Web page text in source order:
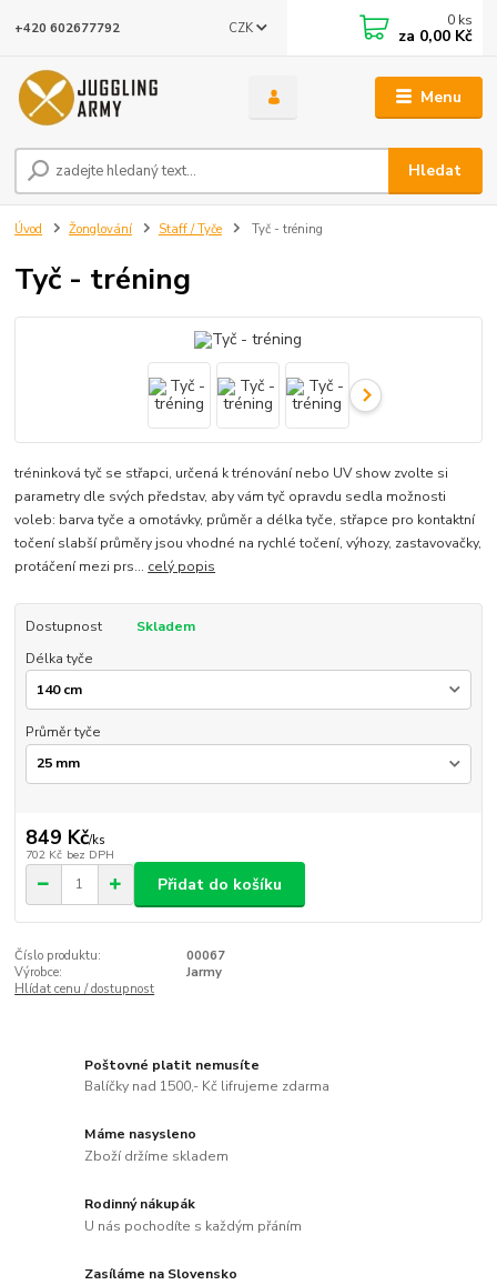
Menu
CZK
Hledat
+420 602677792 0 ks
za 0,00 Kč
Úvod Žonglování Staff / Tyče Tyč - tréning
Tyč - tréning
tréninková tyč se střapci, určená k trénování nebo UV show zvolte si
parametry dle svých představ, aby vám tyč opravdu sedla možnosti
voleb: barva tyče a omotávky, průměr a délka tyče, střapce pro kontaktní
točení slabší průměry jsou vhodné na rychlé točení, výhozy, zastavovačky,
protáčení mezi prs... celý popis
Dostupnost
Skladem
Délka tyče
Průměr tyče
849 Kč/ks
702 Kč bez DPH
Přidat do košíku
Číslo produktu:
00067
Výrobce:
Jarmy
Hlídat cenu / dostupnost
Poštovné platit nemusíte
Balíčky nad 1500,- Kč lifrujeme zdarma
Máme nasysleno
Zboží držíme skladem
Rodinný nákupák
U nás pochodíte s každým přáním
Zasíláme na Slovensko